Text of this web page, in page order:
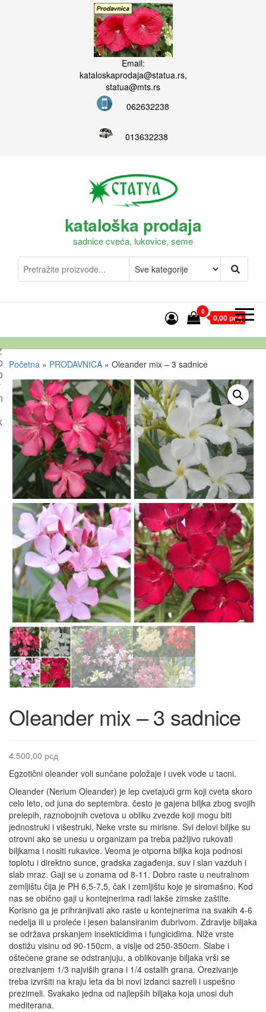
Email:
kataloskaprodaja@statua.rs,
statua@mts.rs
062632238
013632238
kataloška prodaja
sadnice cveća, lukovice, seme
0
0,00 рсд
Početna » PRODAVNICA » Oleander mix – 3 sadnice
Oleander mix – 3 sadnice
4.500,00 рсд
Egzotični oleander voli sunčane položaje i uvek vode u tacni.
Oleander (Nerium Oleander) je lep cvetajući grm koji cveta skoro
celo leto, od juna do septembra. često je gajena biljka zbog svojih
prelepih, raznobojnih cvetova u obliku zvezde koji mogu biti
jednostruki i višestruki. Neke vrste su mirisne. Svi delovi biljke su
otrovni ako se unesu u organizam pa treba pažljivo rukovati
biljkama i nositi rukavice. Veoma je otporna biljka koja podnosi
toplotu i direktno sunce, gradska zagađenja, suv i slan vazduh i
slab mraz. Gaji se u zonama od 8-11. Dobro raste u neutralnom
zemljištu čija je PH 6,5-7,5, čak i zemljištu koje je siromašno. Kod
nas se obično gaji u kontejnerima radi lakše zimske zaštite.
Korisno ga je prihranjivati ako raste u kontejnerima na svakih 4-6
nedelja ili u proleće i jesen balansiranim đubrivom. Zdravlje biljaka
se održava prskanjem insekticidima i fungicidima. Niže vrste
dostižu visinu od 90-150cm, a vislje od 250-350cm. Slabe i
oštećene grane se odstranjuju, a oblikovanje biljaka vrši se
orezivanjem 1/3 najviših grana i 1/4 ostalih grana. Orezivanje
treba izvršiti na kraju leta da bi novi izdanci sazreli i uspešno
prezimeli. Svakako jedna od najlepših biljaka koja unosi duh
mediterana.